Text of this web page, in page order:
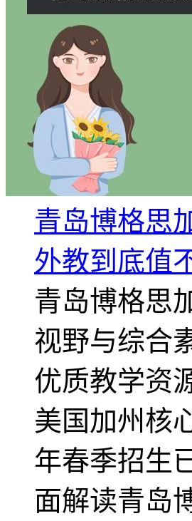
青岛博格思
外教到底值
青岛博格思
视野与综合
优质教学资
美国加州核
年春季招生
面解读青岛